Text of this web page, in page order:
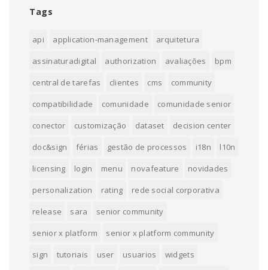
Tags
api application-management
arquitetura
assinaturadigital
authorization avaliações
bpm
central de tarefas
clientes cms
community
compatibilidade
comunidade
comunidade senior
conector
customização dataset
decision center
doc&sign
férias gestão de processos i18n
l10n
licensing
login menu novafeature
novidades
personalization
rating
rede social corporativa
release
sara
senior community
senior x platform
senior x platform community
sign
tutoriais user usuarios
widgets